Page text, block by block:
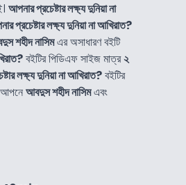
আপনার প্রচেষ্টার লক্ষ্য দুনিয়া না
প্রচেষ্টার লক্ষ্য দুনিয়া না আখিরাত?
শহীদ নাসিমএর অসাধারণ বইটি
বইটির পিডিএফ সাইজ মাত্র২
লক্ষ্য দুনিয়া না আখিরাত?বইটির
আপনেআবদুস শহীদ নাসিমএবং